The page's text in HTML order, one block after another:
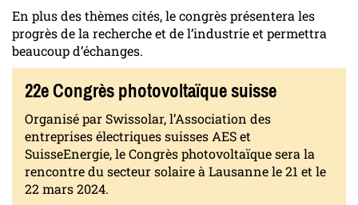
En plus des thèmes cités, le congrès présentera les
progrès de la recherche et de l’industrie et permettra
beaucoup d’échanges.
22e Congrès photovoltaïque suisse
Organisé par Swissolar, l’Association des
entreprises électriques suisses AES et
SuisseEnergie, le Congrès photovoltaïque sera la
rencontre du secteur solaire à Lausanne le 21 et le
22 mars 2024.